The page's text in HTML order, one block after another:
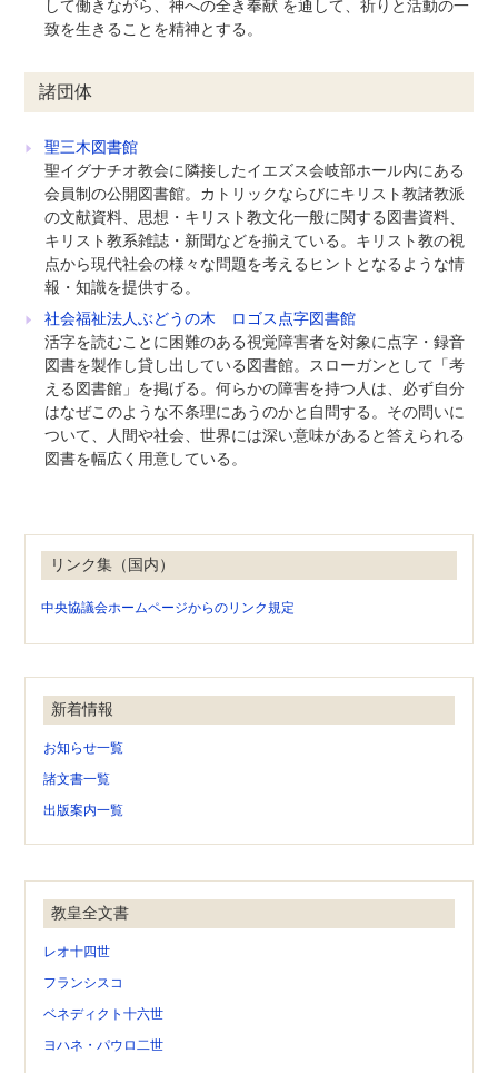
して働きながら、神への全き奉献 を通して、祈りと活動の一
致を生きることを精神とする。
諸団体
聖三木図書館
聖イグナチオ教会に隣接したイエズス会岐部ホール内にある
会員制の公開図書館。カトリックならびにキリスト教諸教派
の文献資料、思想・キリスト教文化一般に関する図書資料、
キリスト教系雑誌・新聞などを揃えている。キリスト教の視
点から現代社会の様々な問題を考えるヒントとなるような情
報・知識を提供する。
社会福祉法人ぶどうの木 ロゴス点字図書館
活字を読むことに困難のある視覚障害者を対象に点字・録音
図書を製作し貸し出している図書館。スローガンとして「考
える図書館」を掲げる。何らかの障害を持つ人は、必ず自分
はなぜこのような不条理にあうのかと自問する。その問いに
ついて、人間や社会、世界には深い意味があると答えられる
図書を幅広く用意している。
リンク集（国内）
中央協議会ホームページからのリンク規定
新着情報
お知らせ一覧
諸文書一覧
出版案内一覧
教皇全文書
レオ十四世
フランシスコ
ベネディクト十六世
ヨハネ・パウロ二世